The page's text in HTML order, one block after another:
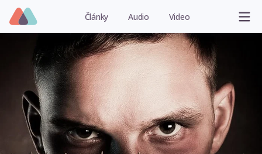
Články Audio Video